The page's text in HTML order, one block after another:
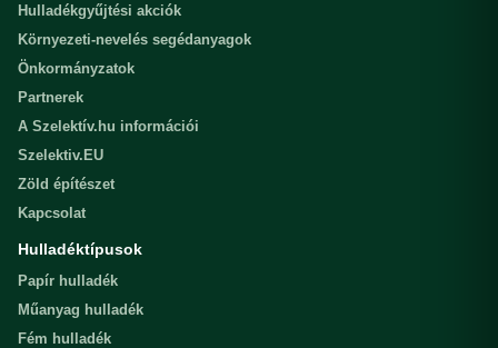
Hulladékgyűjtési akciók
Környezeti-nevelés segédanyagok
Önkormányzatok
Partnerek
A Szelektív.hu információi
Szelektiv.EU
Zöld építészet
Kapcsolat
Hulladéktípusok
Papír hulladék
Műanyag hulladék
Fém hulladék